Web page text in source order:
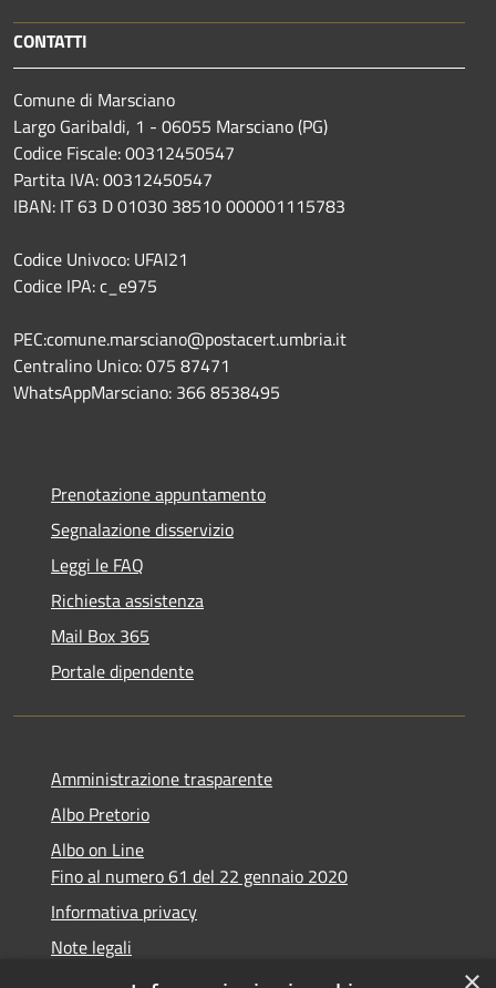
CONTATTI
Comune di Marsciano
Largo Garibaldi, 1 - 06055 Marsciano (PG)
Codice Fiscale: 00312450547
Partita IVA: 00312450547
IBAN: IT 63 D 01030 38510 000001115783
Codice Univoco: UFAI21
Codice IPA: c_e975
PEC:comune.marsciano@postacert.umbria.it
Centralino Unico: 075 87471
WhatsAppMarsciano: 366 8538495
Prenotazione appuntamento
Segnalazione disservizio
Leggi le FAQ
Richiesta assistenza
Mail Box 365
Portale dipendente
Amministrazione trasparente
Albo Pretorio
Albo on Line
Fino al numero 61 del 22 gennaio 2020
Informativa privacy
Note legali
Dichiarazione di accessibilità